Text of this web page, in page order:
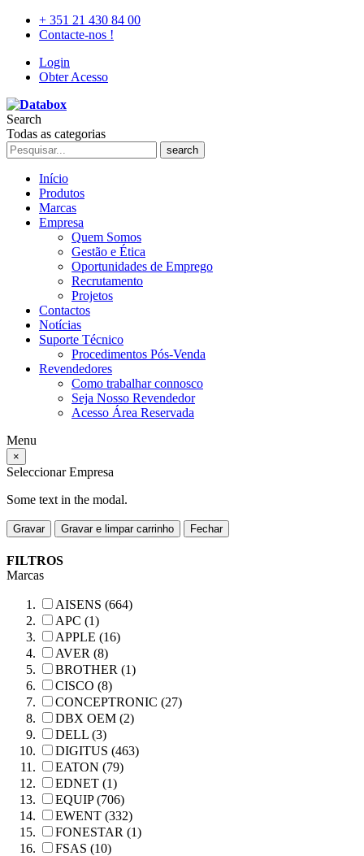
+ 351 21 430 84 00
Contacte-nos !
Login
Obter Acesso
Search
Todas as categorias
search
Início
Produtos
Marcas
Empresa
Quem Somos
Gestão e Ética
Oportunidades de Emprego
Recrutamento
Projetos
Contactos
Notícias
Suporte Técnico
Procedimentos Pós-Venda
Revendedores
Como trabalhar connosco
Seja Nosso Revendedor
Acesso Área Reservada
Menu
×
Seleccionar Empresa
Some text in the modal.
Gravar Gravar e limpar carrinho Fechar
FILTROS
Marcas
AISENS (664)
APC (1)
APPLE (16)
AVER (8)
BROTHER (1)
CISCO (8)
CONCEPTRONIC (27)
DBX OEM (2)
DELL (3)
DIGITUS (463)
EATON (79)
EDNET (1)
EQUIP (706)
EWENT (332)
FONESTAR (1)
FSAS (10)